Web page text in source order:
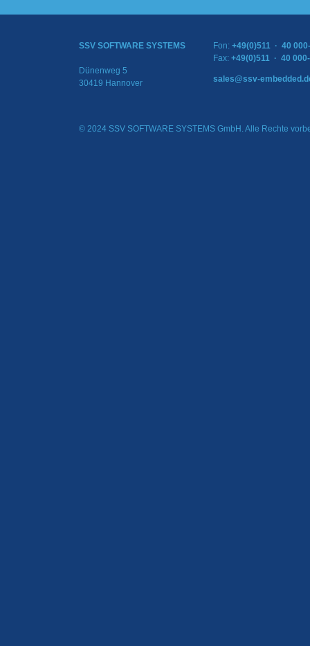
SSV SOFTWARE SYSTEMS
Dünenweg 5
30419 Hannover
Fon: +49(0)511 · 40
Fax: +49(0)511 · 40
sales@ssv-
© 2024 SSV SOFTWARE SYSTEMS GmbH. Alle Rechte